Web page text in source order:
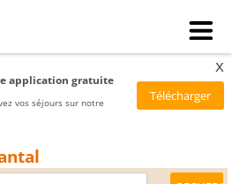
application gratuite
vos séjours sur notre
x